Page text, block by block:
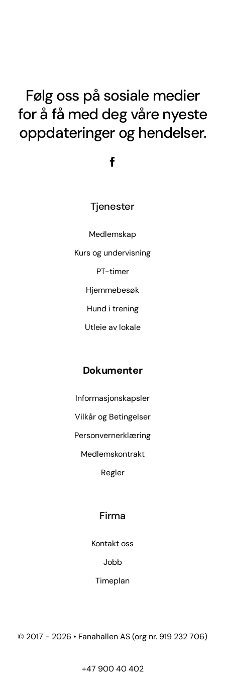
Følg oss på sosiale medier
for å få med deg våre nyeste
oppdateringer og hendelser.
Tjenester
Medlemskap
Kurs og undervisning
PT-timer
Hjemmebesøk
Hund i trening
Utleie av lokale
Dokumenter
Informasjonskapsler
Vilkår og Betingelser
Personvernerklæring
Medlemskontrakt
Regler
Firma
Kontakt oss
Jobb
Timeplan
© 2017 - 2026 • Fanahallen AS (org nr. 919 232 706)
+47 900 40 402